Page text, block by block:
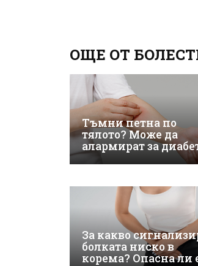
ОЩЕ ОТ
Тъмни петна по
тялото? Може да
алармират за
За какво
болката ниско в
корема? Опасна ли